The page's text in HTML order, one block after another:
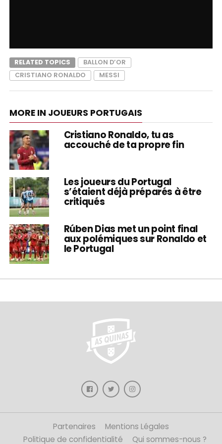
RELATED TOPICS
BALLON D’OR
CRISTIANO RONALDO
MESSI
MORE IN JOUEURS PORTUGAIS
Cristiano Ronaldo, tu as
accouché de ta propre fin
Les joueurs du Portugal
s’étaient déjà préparés à être
critiqués
Rúben Dias met un point final
aux polémiques sur Ronaldo et
le Portugal
Partenaires
Mentions Légales
Politique de confidentialité
Qui sommes-nous ?